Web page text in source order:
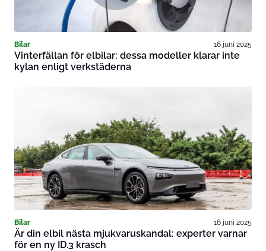
Bilar 16 juni 2025
Vinterfällan för elbilar: dessa modeller klarar inte
kylan enligt verkstäderna
Bilar 16 juni 2025
Är din elbil nästa mjukvaruskandal: experter varnar
för en ny ID.3 krasch